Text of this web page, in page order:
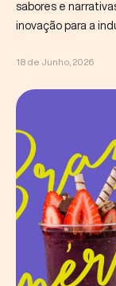
Bebidas
sabores e
inovação para a
18 de Junho, 2026